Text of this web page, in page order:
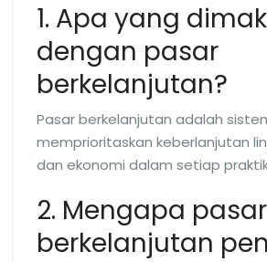
1. Apa yang
dengan pasar
berkelanjutan?
Pasar berkelanjutan adalah
memprioritaskan keberlanjutan
dan ekonomi dalam setiap
2. Mengapa pasar
berkelanjutan